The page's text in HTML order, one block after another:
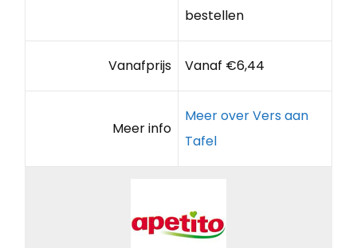
bestellen
Vanafprijs Vanaf €6,44
Meer info
Meer over Vers aan
Tafel